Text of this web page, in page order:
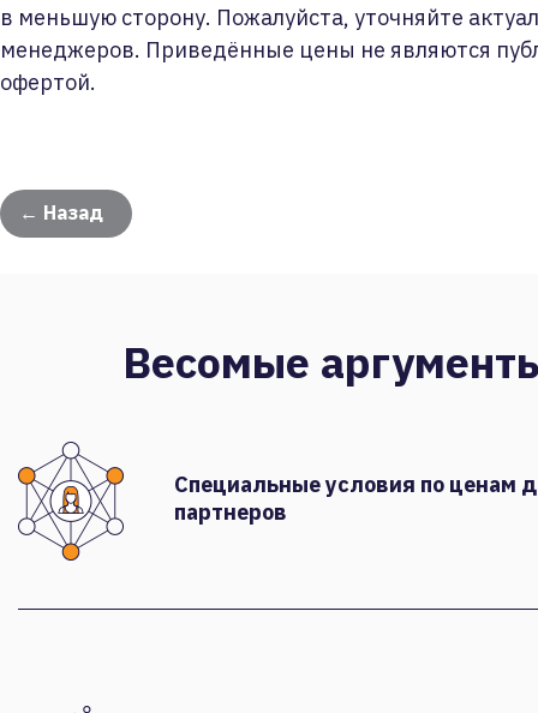
в меньшую сторону. Пожалуйста, уточняйте
менеджеров. Приведённые цены не являются
офертой.
← Назад
Весомые
Специальные условия по ценам
партнеров